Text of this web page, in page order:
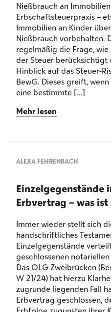
Nießbrauch an
Erbschaftsteuerpraxis –
Immobilien an Kinder
Nießbrauch vorbehalten.
regelmäßig die Frage,
der Steuer berücksichtigt
Hinblick auf das Steuer-
BewG. Dieses greift,
eine bestimmte […]
Mehr lesen
ALEXA FEHRENBACH
Einzelgegenstände
Erbvertrag – was ist
Immer wieder stellt sich
handschriftliches
Einzelgegenstände
geschlossenen
Das OLG Zweibrücken
W 21/24) hat hierzu
zugrunde liegenden Fall
Erbvertrag geschlossen,